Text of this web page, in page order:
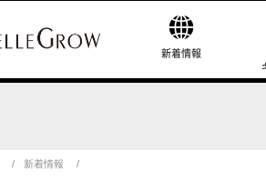
新着情報
新着情報